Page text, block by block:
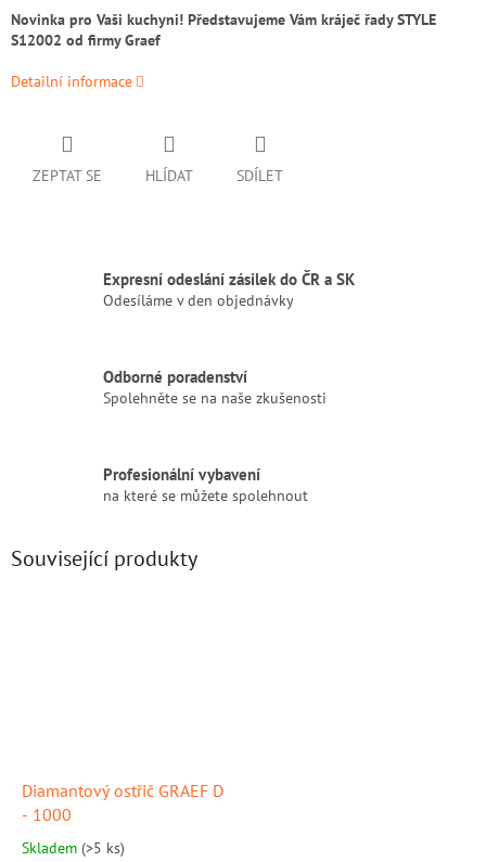
Novinka pro Vaši kuchyni! Představujeme Vám kráječ řady STYLE
S12002 od firmy Graef
Detailní informace
ZEPTAT SE HLÍDAT SDÍLET
Expresní odeslání zásilek do ČR a SK
Odesíláme v den objednávky
Odborné poradenství
Spolehněte se na naše zkušenosti
Profesionální vybavení
na které se můžete spolehnout
Související produkty
Diamantový ostřič GRAEF D
- 1000
Skladem (>5 ks)